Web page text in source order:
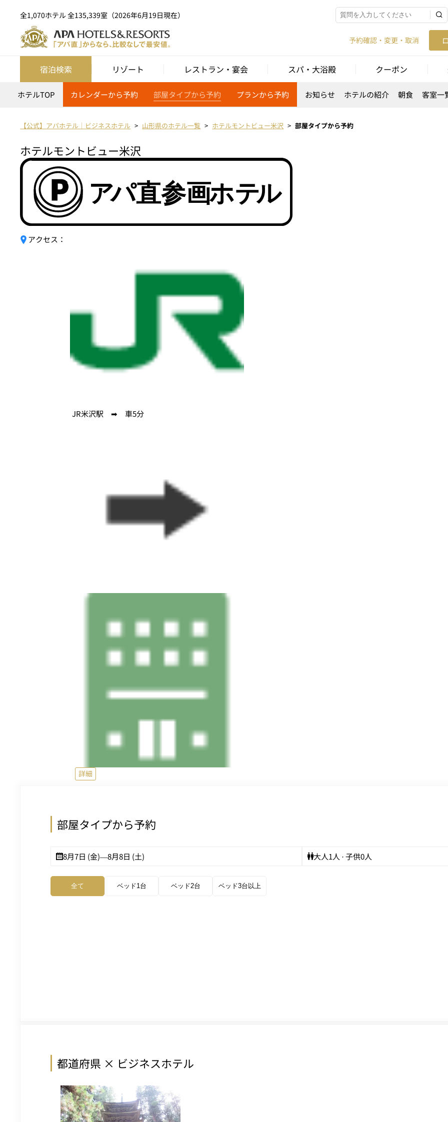
全1,070ホテル 全135,339室（2026年6月19日現在）
予約確認・変更・取消
宿泊検索 リゾート レストラン・宴会 スパ・大浴殿 クーポン
ホテルTOP カレンダーから予約 部屋タイプから予約 プランから予約 お知らせ ホテルの紹介 朝食 客室一
【公式】アパホテル｜ビジネスホテル 山形県のホテル一覧 ホテルモントビュー米沢 部屋タイプから予約
ホテルモントビュー米沢
アクセス：
JR米沢駅 ➡ 車5分
詳細
部屋タイプから予約
8月7日 (金)—8月8日 (土) 大人1人 · 子供0人
全て ベッド1台 ベッド2台 ベッド3台以上
都道府県 × ビジネスホテル